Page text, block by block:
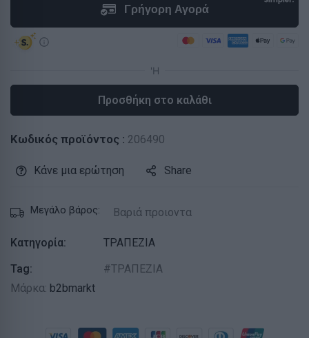
Προσθήκη στο καλάθι
Κωδικός προϊόντος : 206490
Κάνε μια ερώτηση Share
Μεγάλο βάρος: Βαριά προιοντα
Κατηγορία:
ΤΡΑΠΕΖΙΑ
Tag:
ΤΡΑΠΕΖΙΑ
Μάρκα: b2bmarkt